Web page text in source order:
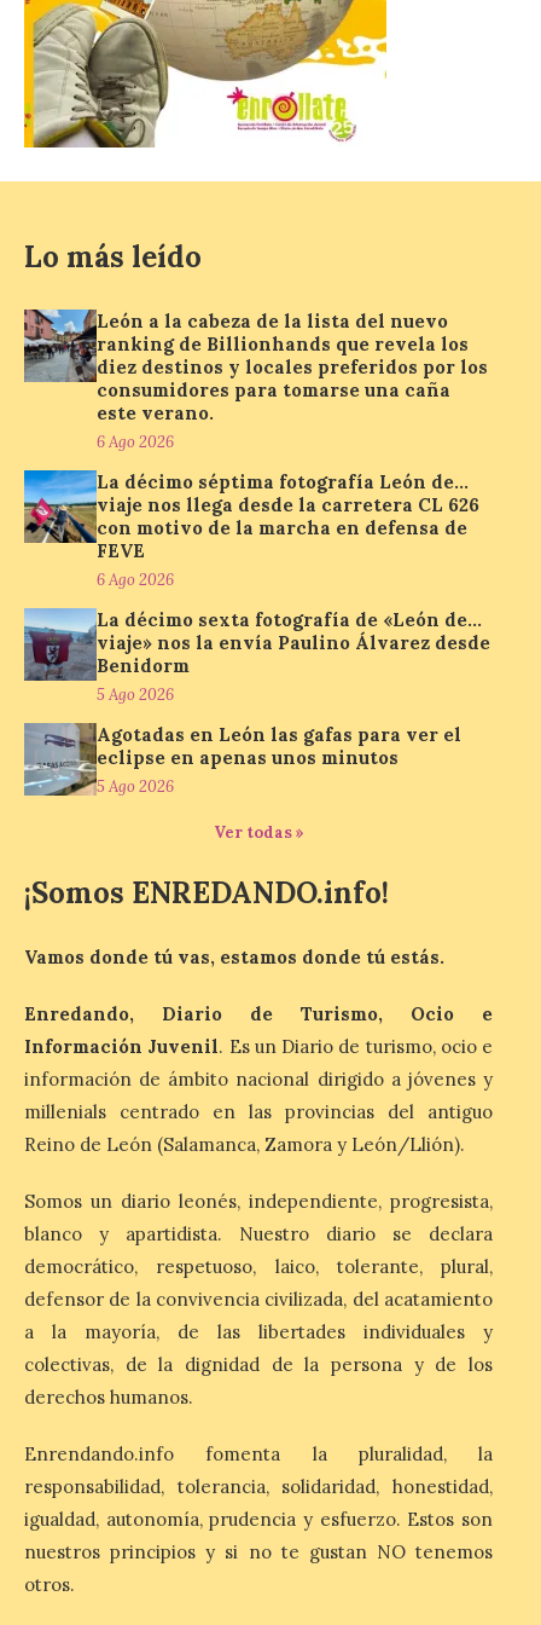
protección adecuada
puede causar daños
irreversibles en la retina”
6 Ago 2026
alteraciones en la
San Juan de Dios de León, Dr. Mahave
Ruiz, advierte de […]
La décimo séptima
fotografía León de…viaje
nos llega desde la
carretera CL 626 con
motivo de la marcha en
defensa de FEVE
Nueva edición de León
de…viaje. Una iniciativa
juvenil de la Asociación
Enróllate, la Asociación
Conceyu País Llionés y el Diario de
Turismo, Ocio e Información para
Morán nos envía desde la carretera […]
macroevento, un festival
que apuesta por el legado.
6 Ago 2026
Los días 7, 8 y 9 de agosto
de 2026, Camarzana de
con la Villa Romana de
Orpheus. Vivimos un momento en el que la
música en directo mueve grandes
fenómenos de […]
El Ayuntamiento de
Cabrillanes analizará,
conforme a la legalidad, la
celebración del Iberia
Eclipse Festival
6 Ago 2026
Lo más leído
León a la cabeza de la lista del nuevo
ranking de Billionhands que revela los
diez destinos y locales preferidos por los
consumidores para tomarse una caña
este verano.
6 Ago 2026
La décimo séptima fotografía León de…
viaje nos llega desde la carretera CL 626
con motivo de la marcha en defensa de
FEVE
6 Ago 2026
La décimo sexta fotografía de «León de…
viaje» nos la envía Paulino Álvarez desde
Benidorm
5 Ago 2026
Agotadas en León las gafas para ver el
eclipse en apenas unos minutos
5 Ago 2026
Ver todas »
¡Somos ENREDANDO.info!
Vamos donde tú vas, estamos donde tú estás.
Enredando, Diario de Turismo, Ocio e
Información Juvenil. Es un Diario de turismo, ocio e
información de ámbito nacional dirigido a jóvenes y
millenials centrado en las provincias del antiguo
Reino de León (Salamanca, Zamora y León/Llión).
Somos un diario leonés, independiente, progresista,
blanco y apartidista. Nuestro diario se declara
democrático, respetuoso, laico, tolerante, plural,
defensor de la convivencia civilizada, del acatamiento
a la mayoría, de las libertades individuales y
colectivas, de la dignidad de la persona y de los
derechos humanos.
Enrendando.info fomenta la pluralidad, la
responsabilidad, tolerancia, solidaridad, honestidad,
igualdad, autonomía, prudencia y esfuerzo. Estos son
nuestros principios y si no te gustan NO tenemos
otros.